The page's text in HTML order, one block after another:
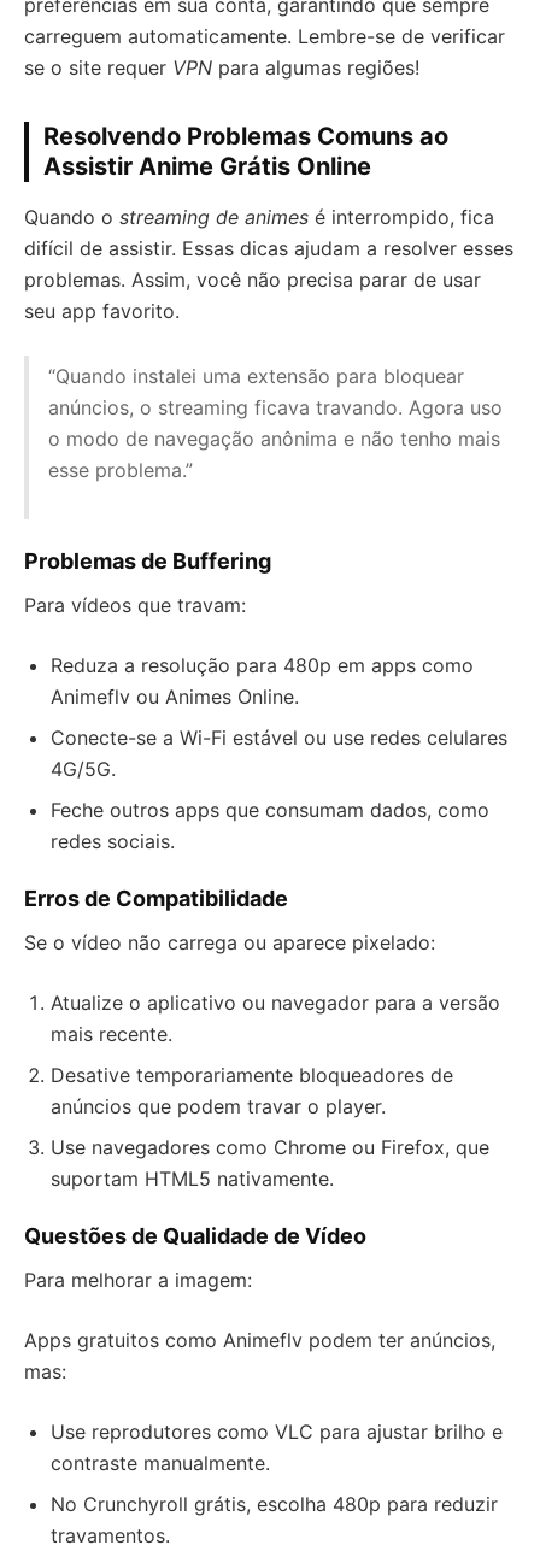
preferências em sua conta, garantindo que sempre
carreguem automaticamente. Lembre-se de verificar
se o site requer VPN para algumas regiões!
Resolvendo Problemas Comuns ao
Assistir Anime Grátis Online
Quando o streaming de animes é interrompido, fica
difícil de assistir. Essas dicas ajudam a resolver esses
problemas. Assim, você não precisa parar de usar
seu app favorito.
“Quando instalei uma extensão para bloquear
anúncios, o streaming ficava travando. Agora uso
o modo de navegação anônima e não tenho mais
esse problema.”
Problemas de Buffering
Para vídeos que travam:
Reduza a resolução para 480p em apps como
Animeflv ou Animes Online.
Conecte-se a Wi-Fi estável ou use redes celulares
4G/5G.
Feche outros apps que consumam dados, como
redes sociais.
Erros de Compatibilidade
Se o vídeo não carrega ou aparece pixelado:
Atualize o aplicativo ou navegador para a versão
mais recente.
Desative temporariamente bloqueadores de
anúncios que podem travar o player.
Use navegadores como Chrome ou Firefox, que
suportam HTML5 nativamente.
Questões de Qualidade de Vídeo
Para melhorar a imagem:
Apps gratuitos como Animeflv podem ter anúncios,
mas:
Use reprodutores como VLC para ajustar brilho e
contraste manualmente.
No Crunchyroll grátis, escolha 480p para reduzir
travamentos.